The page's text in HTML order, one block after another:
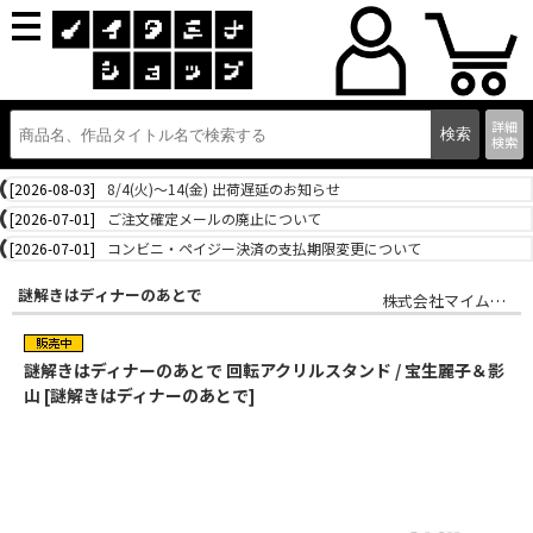
詳細
検索
[2026-08-03]
8/4(火)～14(金) 出荷遅延のお知らせ
[2026-07-01]
ご注文確定メールの廃止について
[2026-07-01]
コンビニ・ペイジー決済の支払期限変更について
謎解きはディナーのあとで 株式会社マイム・コーポレーション
謎解きはディナーのあとで 回転アクリルスタンド / 宝生麗子＆影
山 [謎解きはディナーのあとで]